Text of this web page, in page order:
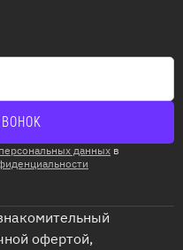
данных в
офертой,